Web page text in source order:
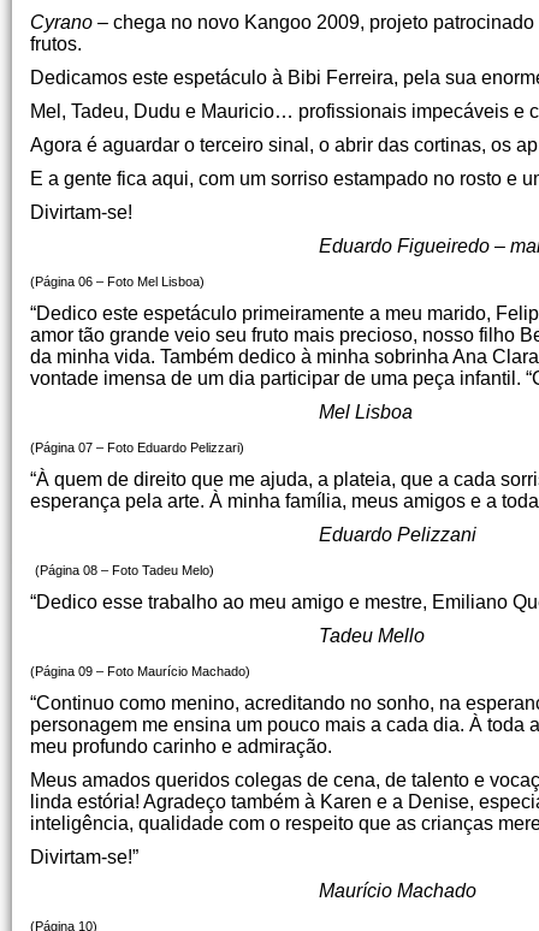
Cyrano – chega no novo Kangoo 2009, projeto
frutos.
Dedicamos este espetáculo à Bibi Ferreira, pela sua
Mel, Tadeu, Dudu e Mauricio… profissionais impecáveis e
Agora é aguardar o terceiro sinal, o abrir das cortinas, os
E a gente fica aqui, com um sorriso estampado no rosto e
Divirtam-se!
Eduardo Figueiredo –
(Página 06 – Foto Mel Lisboa)
“Dedico este espetáculo primeiramente a meu marido,
amor tão grande veio seu fruto mais precioso, nosso filho
da minha vida. Também dedico à minha sobrinha Ana
vontade imensa de um dia participar de uma peça infantil.
Mel Lisboa
(Página 07 – Foto Eduardo Pelizzari)
“À quem de direito que me ajuda, a plateia, que a cada
esperança pela arte. À minha família, meus amigos e a
Eduardo Pelizzani
(Página 08 – Foto Tadeu Melo)
“Dedico esse trabalho ao meu amigo e mestre, Emiliano
Tadeu Mello
(Página 09 – Foto Maurício Machado)
“Continuo como menino, acreditando no sonho, na
personagem me ensina um pouco mais a cada dia. À
meu profundo carinho e admiração.
Meus amados queridos colegas de cena, de talento e
linda estória! Agradeço também à Karen e a Denise,
inteligência, qualidade com o respeito que as crianças
Divirtam-se!”
Maurício Machado
(Página 10)